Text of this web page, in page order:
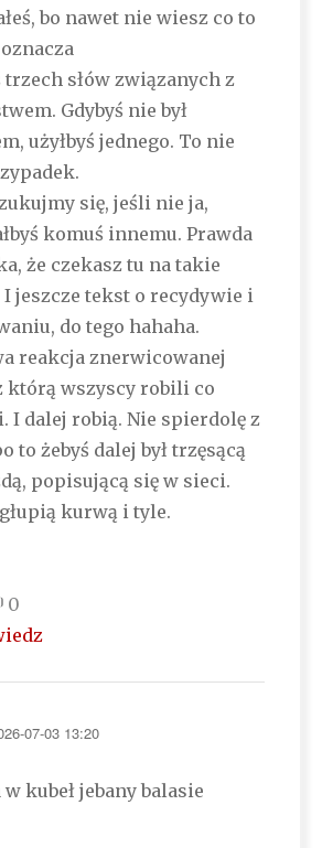
bo nawet nie wiesz co to
trzech słów związanych z
Gdybyś nie był
użyłbyś jednego. To nie
się, jeśli nie ja,
komuś innemu. Prawda
że czekasz tu na takie
I jeszcze tekst o recydywie i
do tego hahaha.
reakcja znerwicowanej
którą wszyscy robili co
I dalej robią. Nie spierdolę z
to żebyś dalej był trzęsącą
popisującą się w sieci.
kurwą i tyle.
0
07-03 13:20
kubeł jebany balasie